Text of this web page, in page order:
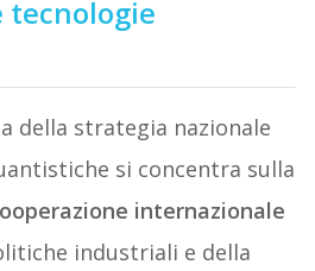
tecnologie
della strategia nazionale
si concentra sulla
internazionale
industriali e della